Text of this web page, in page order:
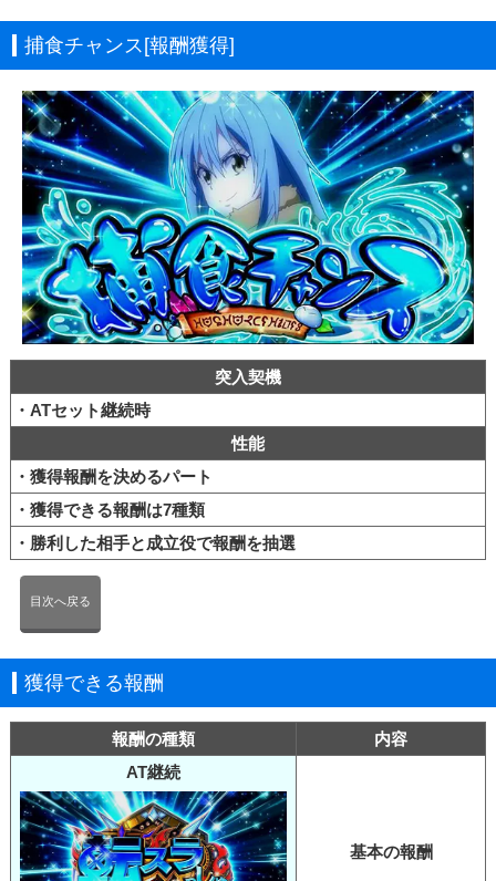
捕食チャンス[報酬獲得]
突入契機
・ATセット継続時
性能
・獲得報酬を決めるパート
・獲得できる報酬は7種類
・勝利した相手と成立役で報酬を抽選
目次へ戻る
獲得できる報酬
報酬の種類
内容
AT継続
基本の報酬